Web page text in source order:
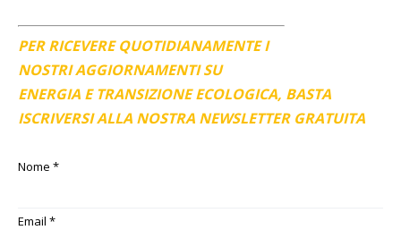
PER RICEVERE QUOTIDIANAMENTE I
NOSTRI AGGIORNAMENTI SU
ENERGIA E TRANSIZIONE ECOLOGICA, BASTA
ISCRIVERSI ALLA NOSTRA NEWSLETTER GRATUITA
Nome *
Email *